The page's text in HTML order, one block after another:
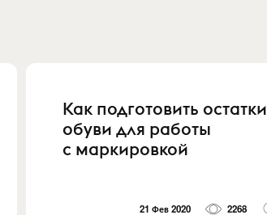
Как подготовить остатки
обуви для работы
с маркировкой
21 Фев 2020 2268